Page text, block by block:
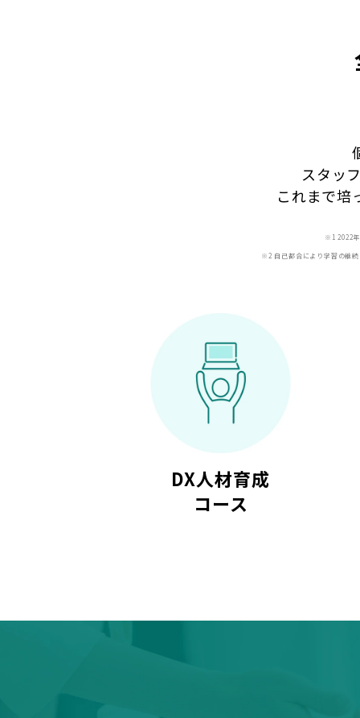
スタッ
これまで培
※1 2022年
※2 自己都合により学習の継
DX人材育成
コース